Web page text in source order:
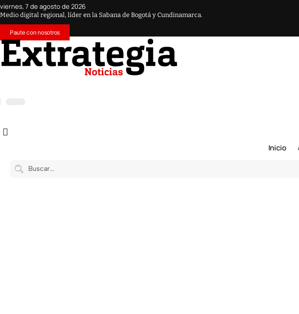
viernes, 7 de agosto de 2026
Medio digital regional, líder en la Sabana de Bogotá y Cundinamarca.
Paute con nosotros
Inicio